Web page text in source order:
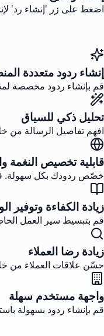
اضغط على زر 'إنشاء رد'
إنشاء ردود متعددة
قم بإنشاء ردود مخصصة
تحليل ذكي للسياق
افهم تفاصيل الرسالة من
قابلية تخصيص النغمة
خصّص ردودك بكل سهولة.
زيادة الكفاءة وتوفير
قم بتبسيط سير العمل
زيادة رضا العملاء
حسّن علاقات العملاء من
واجهة مستخدم سهلة
قم بإنشاء ردود بسهولة